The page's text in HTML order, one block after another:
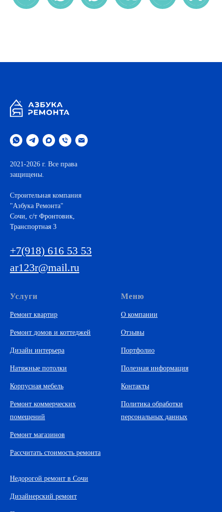
2021-2026 г. Все права
защищены.
Строительная компания
"Азбука Ремонта"
Cочи, с/т Фронтовик,
Транспортная 3
+7(918) 616 53 53
ar123r@mail.ru
Услуги
Ремонт квартир
Ремонт домов и коттеджей
Дизайн интерьера
Натяжные потолки
Корпусная мебель
Ремонт коммерческих
помещений
Ремонт магазинов
Рассчитать стоимость ремонта
Недорогой ремонт в Сочи
Дизайнерский ремонт
Меню
О компании
Отзывы
Портфолио
Полезная информация
Контакты
Политика обработки
персональных данных